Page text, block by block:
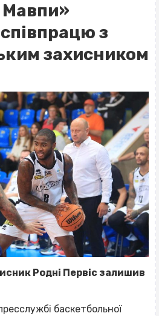
Мавпи»
з
захисником
Родні Первіс залишив
баскетбольної